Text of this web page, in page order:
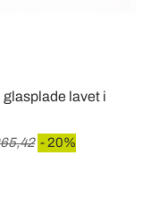
lavet i
- 20%